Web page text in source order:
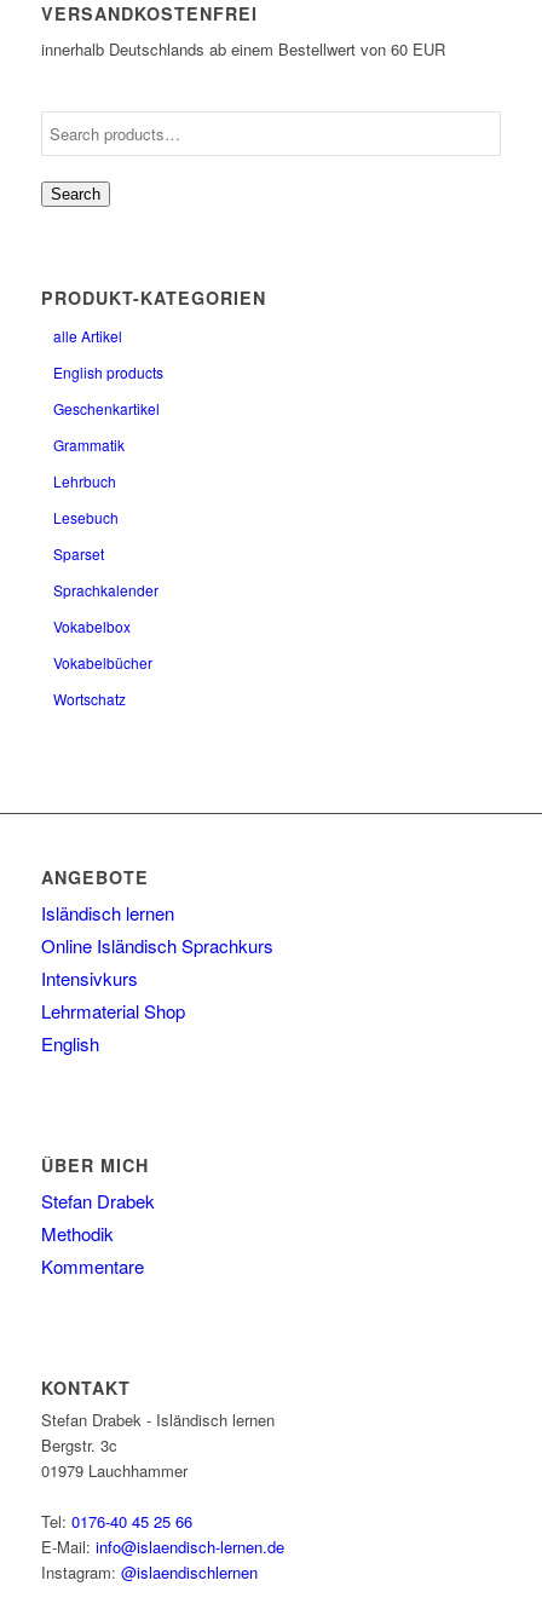
VERSANDKOSTENFREI
innerhalb Deutschlands ab einem Bestellwert von 60 EUR
Search
PRODUKT-KATEGORIEN
alle Artikel
English products
Geschenkartikel
Grammatik
Lehrbuch
Lesebuch
Sparset
Sprachkalender
Vokabelbox
Vokabelbücher
Wortschatz
ANGEBOTE
Isländisch lernen
Online Isländisch Sprachkurs
Intensivkurs
Lehrmaterial Shop
English
ÜBER MICH
Stefan Drabek
Methodik
Kommentare
KONTAKT
Stefan Drabek - Isländisch lernen
Bergstr. 3c
01979 Lauchhammer
Tel: 0176-40 45 25 66
E-Mail: info@islaendisch-lernen.de
Instagram: @islaendischlernen